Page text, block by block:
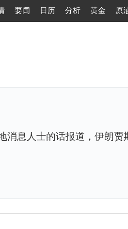
要闻 日历 分析 黄金 原
消息人士的话报道，伊朗